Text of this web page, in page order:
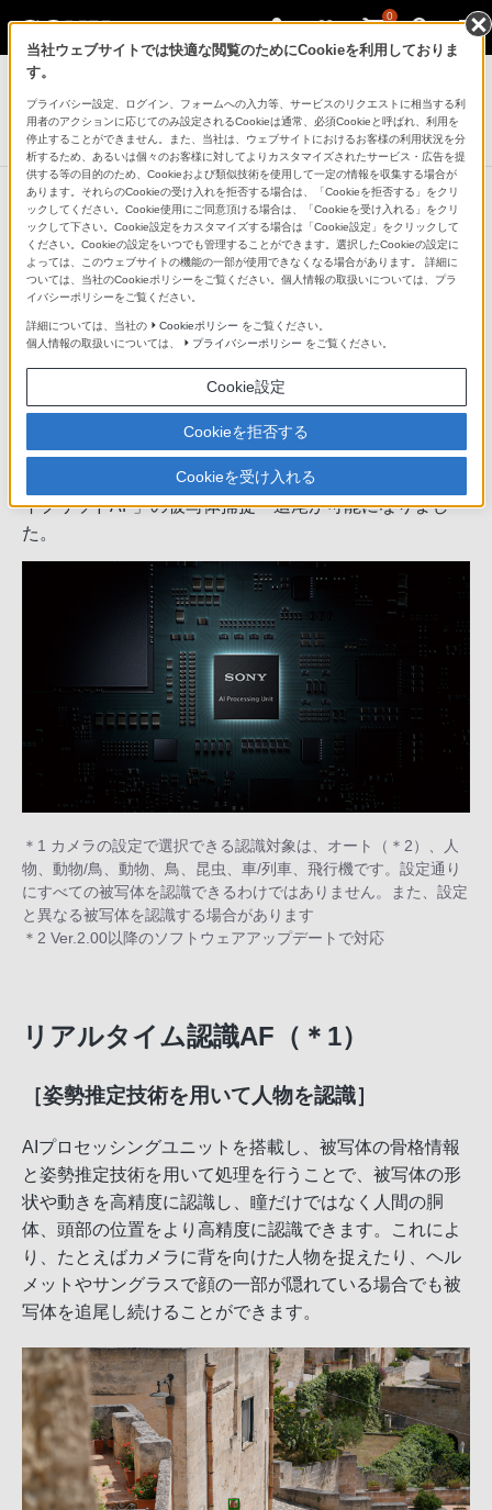
0
デジタル一眼カメラ α（アルファ）
デジタル一眼カメラ
α7CR
高度な被写体認識を可能にするAIプ
ロセッシングユニット
AIプロセッシングユニットは、ディープラーニングを含
むAI処理で、人物の骨格や姿勢などの詳細に基づいた人
物認識に加え、動物や昆虫、乗り物など、人物以外の被
写体認識にも対応（＊1）。これにより、「リアルタイ
ム認識AF」と「リアルタイムトラッキング」の性能が向
上し、より広範囲で高精度、信頼性の高い「ファストハ
イブリッドAF」の被写体捕捉・追尾が可能になりまし
た。
＊1 カメラの設定で選択できる認識対象は、オート（＊2）、人
物、動物/鳥、動物、鳥、昆虫、車/列車、飛行機です。設定通り
にすべての被写体を認識できるわけではありません。また、設定
と異なる被写体を認識する場合があります
＊2 Ver.2.00以降のソフトウェアアップデートで対応
リアルタイム認識AF（＊1）
［姿勢推定技術を用いて人物を認識］
AIプロセッシングユニットを搭載し、被写体の骨格情報
と姿勢推定技術を用いて処理を行うことで、被写体の形
状や動きを高精度に認識し、瞳だけではなく人間の胴
体、頭部の位置をより高精度に認識できます。これによ
り、たとえばカメラに背を向けた人物を捉えたり、ヘル
メットやサングラスで顔の一部が隠れている場合でも被
写体を追尾し続けることができます。
当社ウェブサイトでは快適な閲覧のためにCookieを利用しておりま
す。
プライバシー設定、ログイン、フォームへの入力等、サービスのリクエストに相当する利
用者のアクションに応じてのみ設定されるCookieは通常、必須Cookieと呼ばれ、利用を
停止することができません。また、当社は、ウェブサイトにおけるお客様の利用状況を分
析するため、あるいは個々のお客様に対してよりカスタマイズされたサービス・広告を提
供する等の目的のため、Cookieおよび類似技術を使用して一定の情報を収集する場合が
あります。それらのCookieの受け入れを拒否する場合は、「Cookieを拒否する」をクリ
ックしてください。Cookie使用にご同意頂ける場合は、「Cookieを受け入れる」をクリ
ックして下さい。Cookie設定をカスタマイズする場合は「Cookie設定」をクリックして
ください。Cookieの設定をいつでも管理することができます。選択したCookieの設定に
よっては、このウェブサイトの機能の一部が使用できなくなる場合があります。 詳細に
ついては、当社のCookieポリシーをご覧ください。個人情報の取扱いについては、プラ
イバシーポリシーをご覧ください。
詳細については、当社の Cookieポリシー をご覧ください。
個人情報の取扱いについては、
プライバシーポリシー をご覧ください。
Cookie設定
Cookieを拒否する
Cookieを受け入れる